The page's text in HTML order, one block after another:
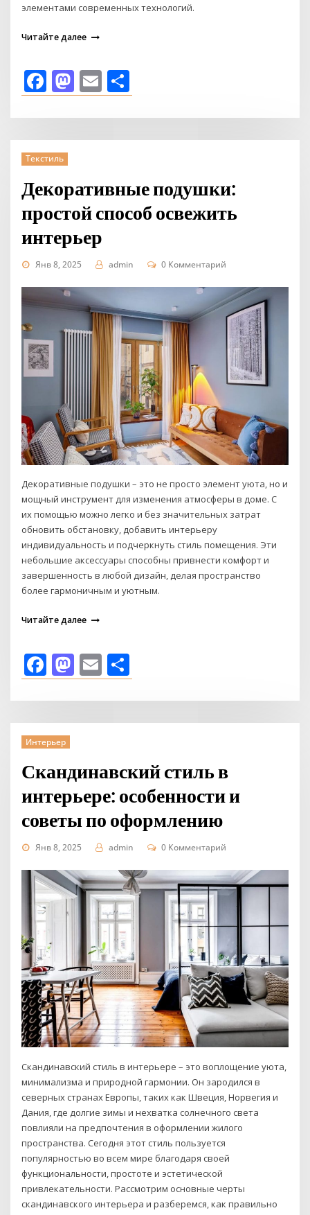
элементами современных технологий.
Читайте далее
Facebook
Mastodon
Email
Текстиль
Декоративные подушки:
простой способ освежить
интерьер
Янв 8, 2025 admin 0 Комментарий
Декоративные подушки – это не просто элемент уюта, но и
мощный инструмент для изменения атмосферы в доме. С
их помощью можно легко и без значительных затрат
обновить обстановку, добавить интерьеру
индивидуальность и подчеркнуть стиль помещения. Эти
небольшие аксессуары способны привнести комфорт и
завершенность в любой дизайн, делая пространство
более гармоничным и уютным.
Читайте далее
Facebook
Mastodon
Email
Интерьер
Скандинавский стиль в
интерьере: особенности и
советы по оформлению
Янв 8, 2025 admin 0 Комментарий
Скандинавский стиль в интерьере – это воплощение уюта,
минимализма и природной гармонии. Он зародился в
северных странах Европы, таких как Швеция, Норвегия и
Дания, где долгие зимы и нехватка солнечного света
повлияли на предпочтения в оформлении жилого
пространства. Сегодня этот стиль пользуется
популярностью во всем мире благодаря своей
функциональности, простоте и эстетической
привлекательности. Рассмотрим основные черты
скандинавского интерьера и разберемся, как правильно